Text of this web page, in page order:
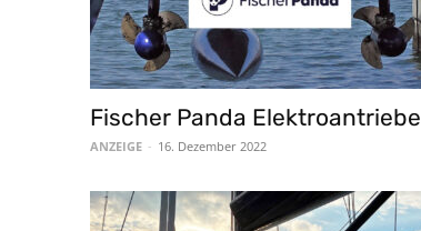
Fischer Panda Elektroantriebe
ANZEIGE - 16. Dezember 2022